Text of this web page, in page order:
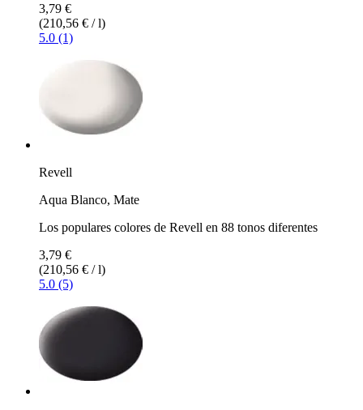
3,79 €
(210,56 € / l)
5.0 (1)
Revell
Aqua Blanco, Mate
Los populares colores de Revell en 88 tonos diferentes
3,79 €
(210,56 € / l)
5.0 (5)